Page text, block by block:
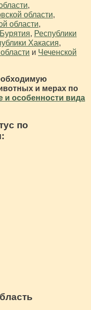
,
области,
области,
, Республики
Хакасия,
и Чеченской
и мерах по
и особенности вида
по